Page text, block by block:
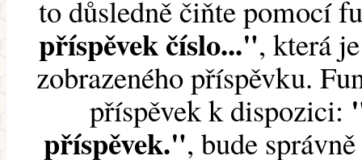
to důsledně čiňte pomocí
příspěvek číslo...", která
zobrazeného příspěvku.
příspěvek k dispozici:
příspěvek.", bude